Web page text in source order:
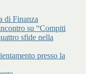
di Finanza
su “Compiti
sfide nella
presso la